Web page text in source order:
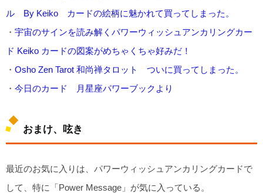
ル By Keiko カードの絵柄に魅かれて買ってしまった。
・ 宇宙のサインを読み解くパワーウィッシュアンカリングカー
ド Keiko カードの図案がめちゃくちゃ好みだ！
・ Osho Zen Tarot 和尚禅タロット ついに買ってしまった。
・ 今日のカード 月星座パワーブックより
おまけ、呟き
最近のお気に入りは、パワーウィッシュアンカリングカードで
して、特に「Power Message」が気に入っている。